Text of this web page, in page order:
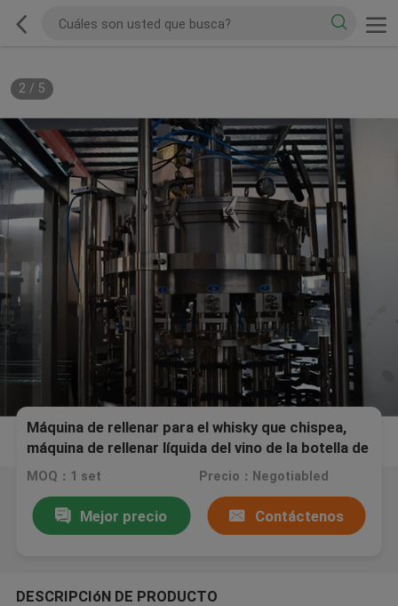
2/ 5
Máquina de rellenar para el whisky que chispea,
máquina de rellenar líquida del vino de la botella de
cristal
MOQ：1 set Precio：Negotiabled
Mejor precio Contáctenos
DESCRIPCIóN DE PRODUCTO